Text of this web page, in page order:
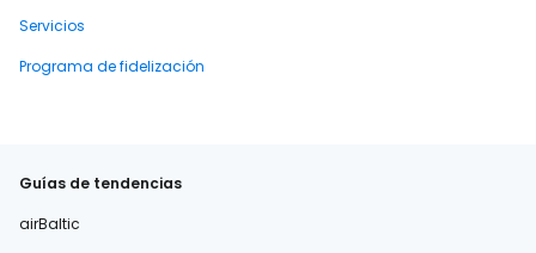
Servicios
Programa de fidelización
Guías de tendencias
airBaltic